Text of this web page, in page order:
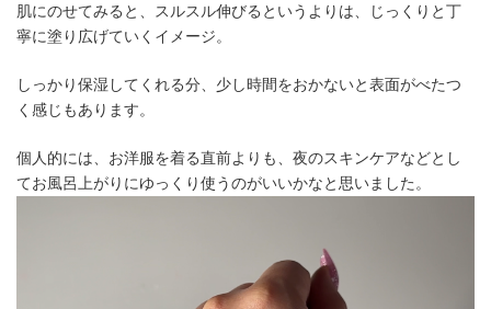
肌にのせてみると、スルスル伸びるというよりは、じっくりと丁
寧に塗り広げていくイメージ。
しっかり保湿してくれる分、少し時間をおかないと表面がべたつ
く感じもあります。
個人的には、お洋服を着る直前よりも、夜のスキンケアなどとし
てお風呂上がりにゆっくり使うのがいいかなと思いました。